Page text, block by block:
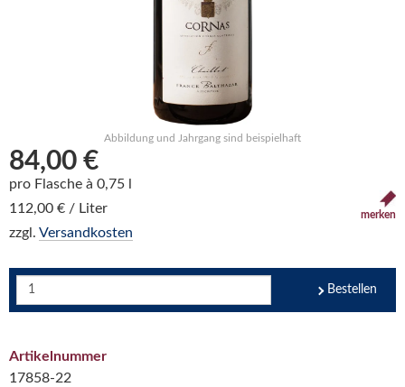
Abbildung und Jahrgang sind beispielhaft
84,00 €
pro Flasche à 0,75 l
112,00 € / Liter
zzgl. Versandkosten
merken
Bestellen
Artikelnummer
17858-22